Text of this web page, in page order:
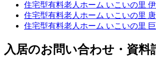
住宅型有料老人ホーム いこいの里
住宅型有料老人ホーム いこいの里
住宅型有料老人ホーム いこいの里
入居のお問い合わせ・資料